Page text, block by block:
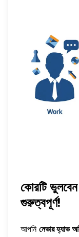
কোরটি
গুরুত্বপূর্ণ!
আপনি নেভার হ্যাভ